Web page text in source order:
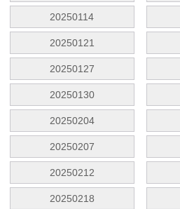
20250114
20250121
20250127
20250130
20250204
20250207
20250212
20250218